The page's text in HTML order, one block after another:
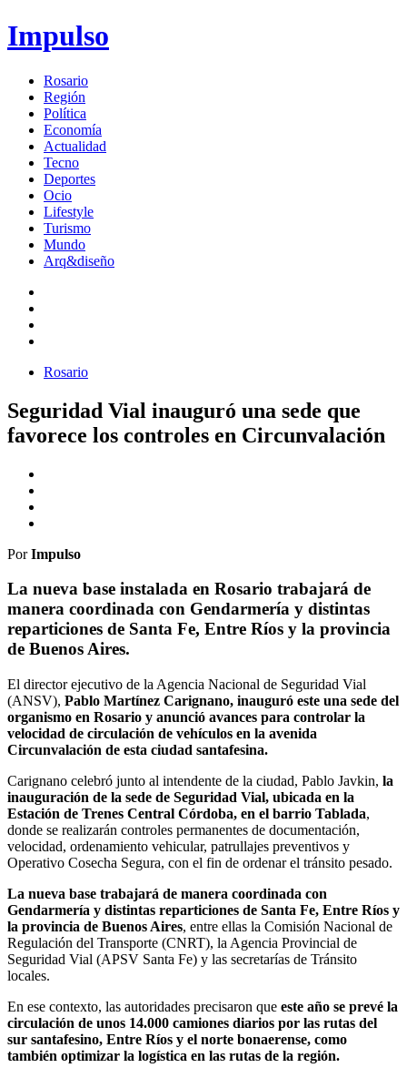
Impulso
Rosario
Región
Política
Economía
Actualidad
Tecno
Deportes
Ocio
Lifestyle
Turismo
Mundo
Arq&diseño
Rosario
Seguridad Vial inauguró una sede que
favorece los controles en Circunvalación
PorImpulso
La nueva base instalada en Rosario trabajará de
manera coordinada con Gendarmería y distintas
reparticiones de Santa Fe, Entre Ríos y la provincia
de Buenos Aires.
El director ejecutivo de la Agencia Nacional de Seguridad Vial
(ANSV), Pablo Martínez Carignano, inauguró este una sede del
organismo en Rosario y anunció avances para controlar la
velocidad de circulación de vehículos en la avenida
Circunvalación de esta ciudad santafesina.
Carignano celebró junto al intendente de la ciudad, Pablo Javkin, la
inauguración de la sede de Seguridad Vial, ubicada en la
Estación de Trenes Central Córdoba, en el barrio Tablada,
donde se realizarán controles permanentes de documentación,
velocidad, ordenamiento vehicular, patrullajes preventivos y
Operativo Cosecha Segura, con el fin de ordenar el tránsito pesado.
La nueva base trabajará de manera coordinada con
Gendarmería y distintas reparticiones de Santa Fe, Entre Ríos y
la provincia de Buenos Aires, entre ellas la Comisión Nacional de
Regulación del Transporte (CNRT), la Agencia Provincial de
Seguridad Vial (APSV Santa Fe) y las secretarías de Tránsito
locales.
En ese contexto, las autoridades precisaron que este año se prevé la
circulación de unos 14.000 camiones diarios por las rutas del
sur santafesino, Entre Ríos y el norte bonaerense, como
también optimizar la logística en las rutas de la región.